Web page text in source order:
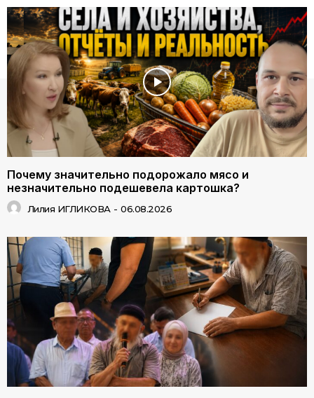
Почему значительно подорожало мясо и
незначительно подешевела картошка?
Лилия ИГЛИКОВА - 06.08.2026